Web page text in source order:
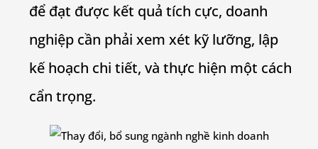
để đạt được kết quả tích cực, doanh
nghiệp cần phải xem xét kỹ lưỡng, lập
kế hoạch chi tiết, và thực hiện một cách
cẩn trọng.